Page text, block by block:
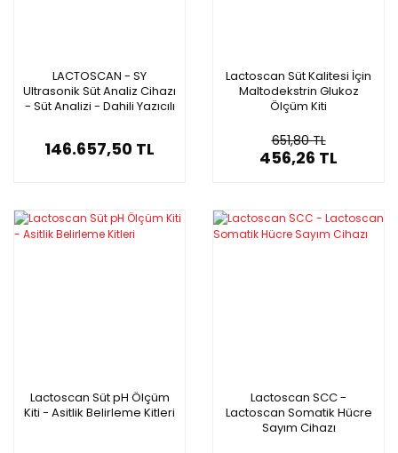
LACTOSCAN - SY
Ultrasonik Süt Analiz Cihazı
- Süt Analizi - Dahili Yazıcılı
146.657,50 TL
Lactoscan Süt Kalitesi İçin
Maltodekstrin Glukoz
Ölçüm Kiti
651,80 TL
456,26 TL
Lactoscan Süt pH Ölçüm
Kiti - Asitlik Belirleme Kitleri
Lactoscan SCC -
Lactoscan Somatik Hücre
Sayım Cihazı